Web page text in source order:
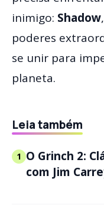
inimigo: Shadow
poderes
se unir para
planeta.
Leia também
1 O Grinch 2:
com Jim